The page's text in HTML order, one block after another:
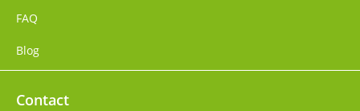
FAQ
Blog
Contact